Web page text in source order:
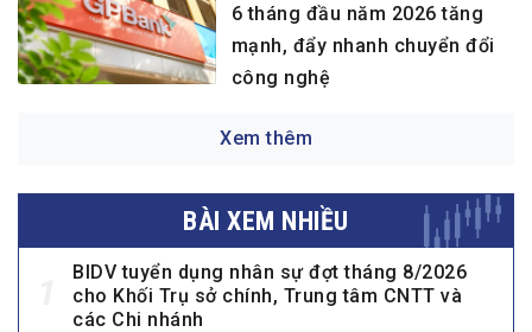
6 tháng đầu năm 2026 tăng
mạnh, đẩy nhanh chuyển đổi
công nghệ
Xem thêm
BÀI XEM NHIỀU
BIDV tuyển dụng nhân sự đợt tháng 8/2026
cho Khối Trụ sở chính, Trung tâm CNTT và
các Chi nhánh